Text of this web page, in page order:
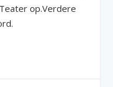
op.Verdere